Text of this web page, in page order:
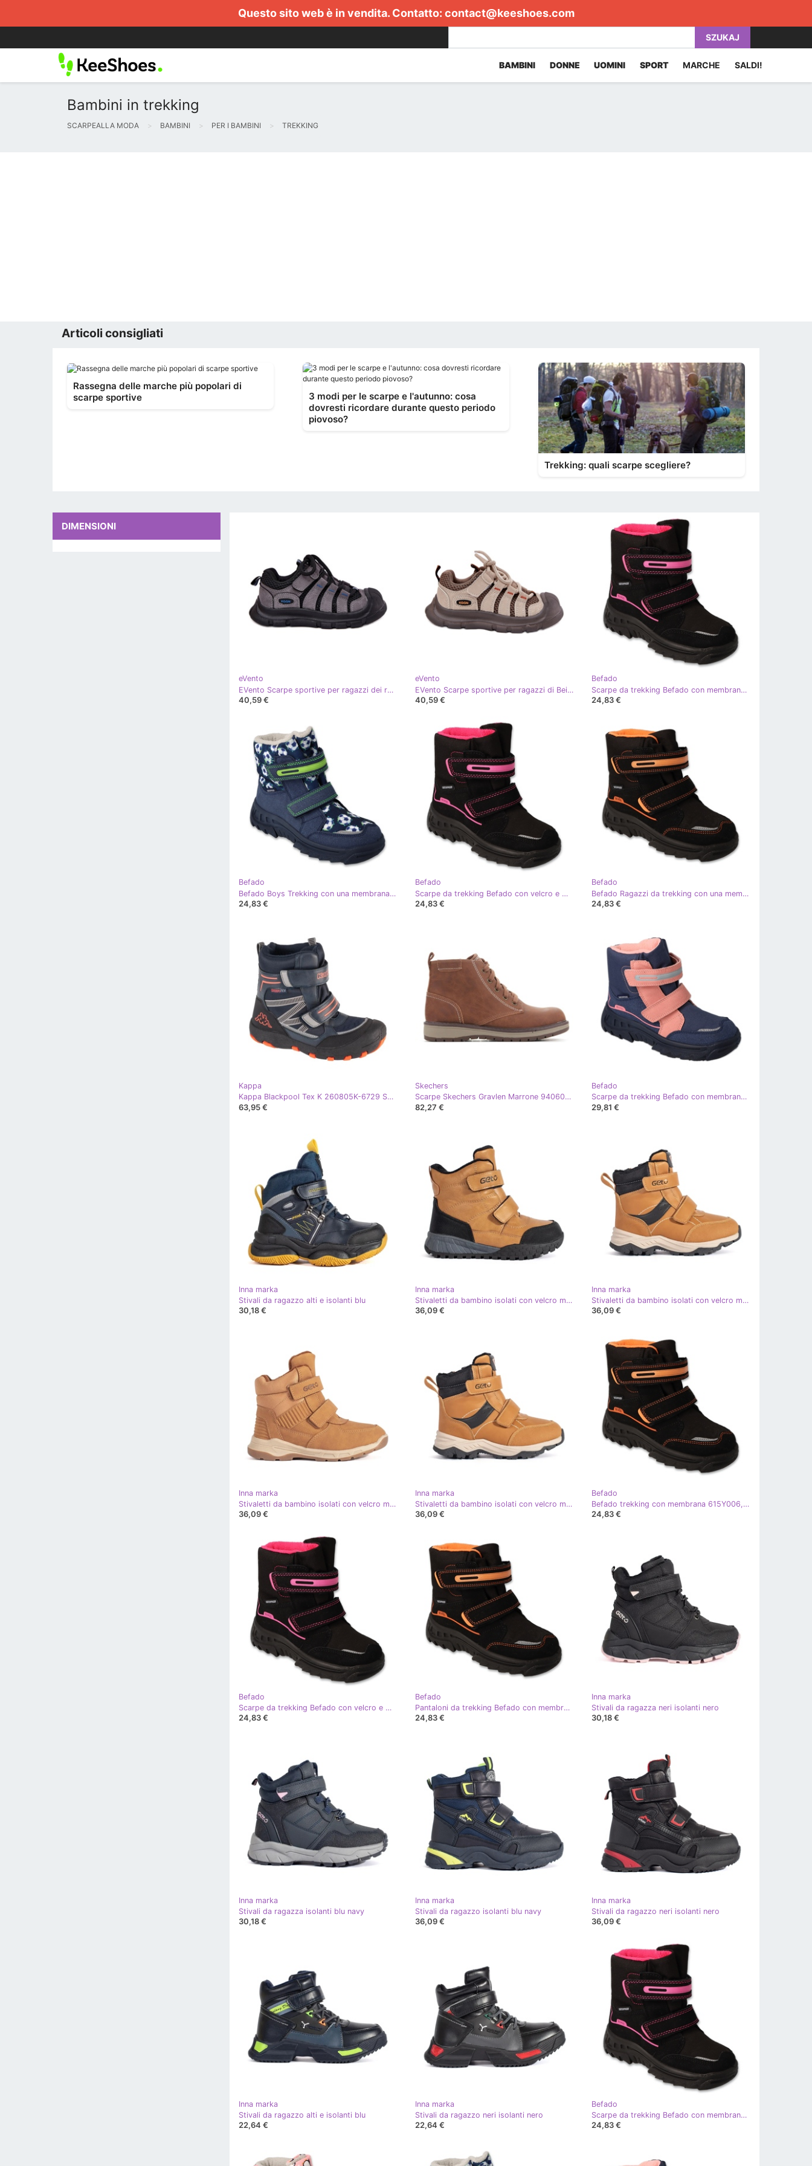
Questo sito web è in vendita. Contatto: contact@keeshoes.com
SZUKAJ
BAMBINI DONNE UOMINI SPORT MARCHE SALDI!
Bambini in trekking
SCARPEALLA MODA BAMBINI PER I BAMBINI TREKKING
Articoli consigliati
Rassegna delle marche più popolari di
scarpe sportive
3 modi per le scarpe e l'autunno: cosa
dovresti ricordare durante questo periodo
piovoso?
Trekking: quali scarpe scegliere?
eVento
EVento Scarpe sportive per ragazzi dei ragazzi neri nero
40,59 €
eVento
EVento Scarpe sportive per ragazzi di Beige Boys
40,59 €
Befado
Scarpe da trekking Befado con membrana 615Y003, nere e rosa nero
24,83 €
Befado
Befado Boys Trekking con una membrana a sfera blu/verde 615x004
24,83 €
Befado
Scarpe da trekking Befado con velcro e membrana 615X003, nere e rosa nero
24,83 €
Befado
Befado Ragazzi da trekking con una membrana 615y006 Black-Orange nero
24,83 €
Kappa
Kappa Blackpool Tex K 260805K-6729 Scarpe blu
63,95 €
Skechers
Scarpe Skechers Gravlen Marrone 94060L-BRN
82,27 €
Befado
Scarpe da trekking Befado con membrana 615X002 blu
29,81 €
Inna marka
Stivali da ragazzo alti e isolanti blu
30,18 €
Inna marka
Stivaletti da bambino isolati con velcro marrone
36,09 €
Inna marka
Stivaletti da bambino isolati con velcro marrone
36,09 €
Inna marka
Stivaletti da bambino isolati con velcro marrone
36,09 €
Inna marka
Stivaletti da bambino isolati con velcro marrone
36,09 €
Befado
Befado trekking con membrana 615Y006, nero e arancione
24,83 €
Befado
Scarpe da trekking Befado con velcro e membrana 615X003, nere e rosa nero
24,83 €
Befado
Pantaloni da trekking Befado con membrana in velcro 615X006 nero-arancio
24,83 €
Inna marka
Stivali da ragazza neri isolanti nero
30,18 €
Inna marka
Stivali da ragazza isolanti blu navy
30,18 €
Inna marka
Stivali da ragazzo isolanti blu navy
36,09 €
Inna marka
Stivali da ragazzo neri isolanti nero
36,09 €
Inna marka
Stivali da ragazzo alti e isolanti blu
22,64 €
Inna marka
Stivali da ragazzo neri isolanti nero
22,64 €
Befado
Scarpe da trekking Befado con membrana 615Y003, nere e rosa nero
24,83 €
DIMENSIONI